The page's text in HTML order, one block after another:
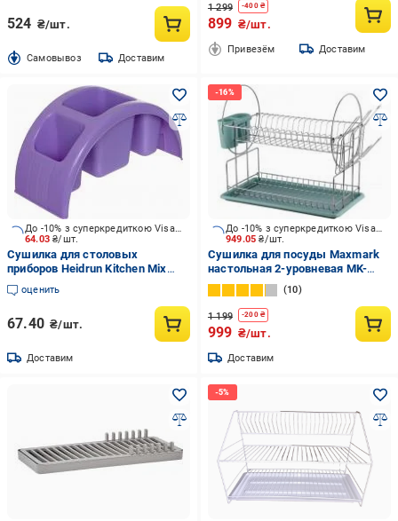
524 ₴/шт.
Cамовывоз Доставим
1 299 -400₴
899 ₴/шт.
Привезём Доставим
64.03₴/шт.
До -10% з суперкредиткою Visa Вигода
Сушилка для столовых
приборов Heidrun Kitchen Mix
26x12x11,3 см 2211 цвет в
ассортименте
оценить
67.40 ₴/шт.
Доставим
949.05₴/шт.
До -10% з суперкредиткою Visa Вигода
Сушилка для посуды Maxmark
настольная 2-уровневая MK-
D2201
10
1 199 -200₴
999 ₴/шт.
Доставим